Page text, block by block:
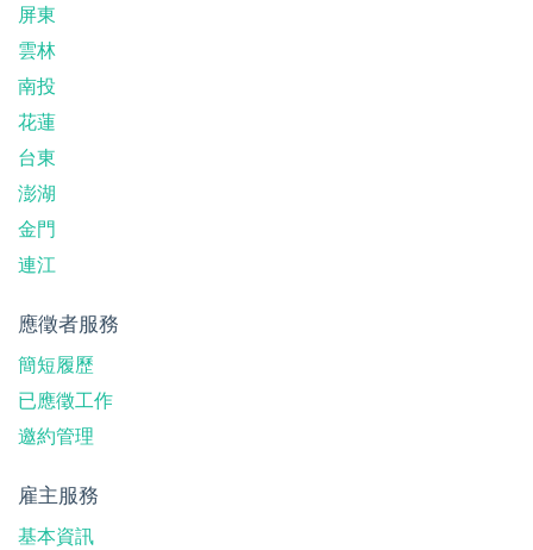
屏東
雲林
南投
花蓮
台東
澎湖
金門
連江
應徵者服務
簡短履歷
已應徵工作
邀約管理
雇主服務
基本資訊